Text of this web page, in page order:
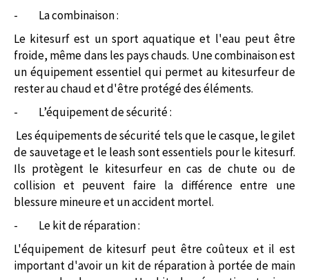
-
La combinaison :
Le kitesurf est un sport aquatique et l'eau peut être
froide, même dans les pays chauds. Une combinaison est
un équipement essentiel qui permet au kitesurfeur de
rester au chaud et d'être protégé des éléments.
-
L’équipement de sécurité :
Les équipements de sécurité tels que le casque, le gilet
de sauvetage et le leash sont essentiels pour le kitesurf.
Ils protègent le kitesurfeur en cas de chute ou de
collision et peuvent faire la différence entre une
blessure mineure et un accident mortel.
-
Le kit de réparation :
L'équipement de kitesurf peut être coûteux et il est
important d'avoir un kit de réparation à portée de main